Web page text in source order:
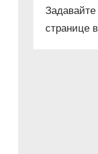
странице